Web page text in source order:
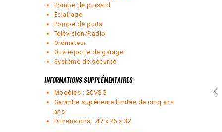
Pompe de puisard
Éclairage
Pompe de puits
Télévision/Radio
Ordinateur
Ouvre-porte de garage
Système de sécurité
INFORMATIONS SUPPLÉMENTAIRES
Modèles : 20VSG
Garantie supérieure limitée de cinq ans
ans
Dimensions : 47 x 26 x 32